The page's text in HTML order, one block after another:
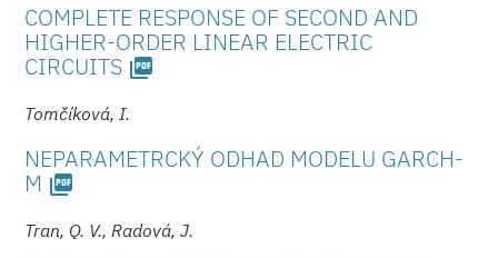
COMPLETE RESPONSE OF SECOND AND
HIGHER-ORDER LINEAR ELECTRIC
CIRCUITS picture_as_pdf
Tomčíková, I.
NEPARAMETRCKÝ ODHAD MODELU GARCH-
M picture_as_pdf
Tran, Q. V., Radová, J.